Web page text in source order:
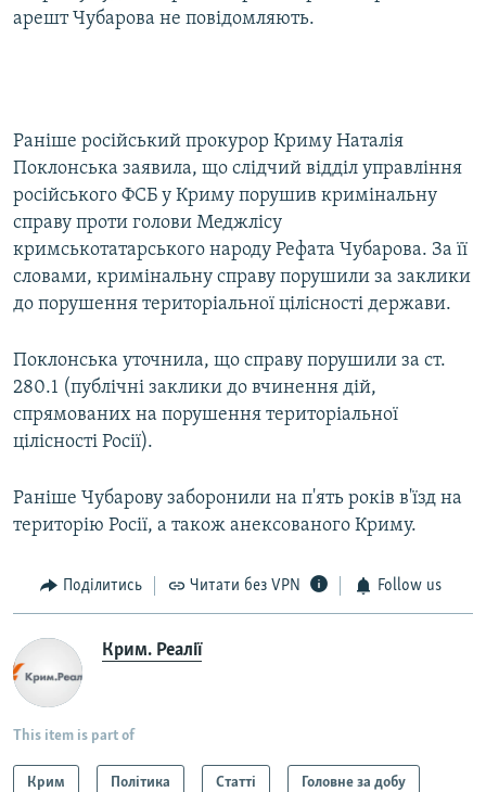
арешт Чубарова не повідомляють.
Раніше російський прокурор Криму Наталія
Поклонська заявила, що слідчий відділ управління
російського ФСБ у Криму порушив кримінальну
справу проти голови Меджлісу
кримськотатарського народу Рефата Чубарова. За її
словами, кримінальну справу порушили за заклики
до порушення територіальної цілісності держави.
Поклонська уточнила, що справу порушили за ст.
280.1 (публічні заклики до вчинення дій,
спрямованих на порушення територіальної
цілісності Росії).
Раніше Чубарову заборонили на п'ять років в'їзд на
територію Росії, а також анексованого Криму.
Поділитись Читати без VPN Follow us
Крим. Реалії
This item is part of
Крим Політика Статті Головне за добу